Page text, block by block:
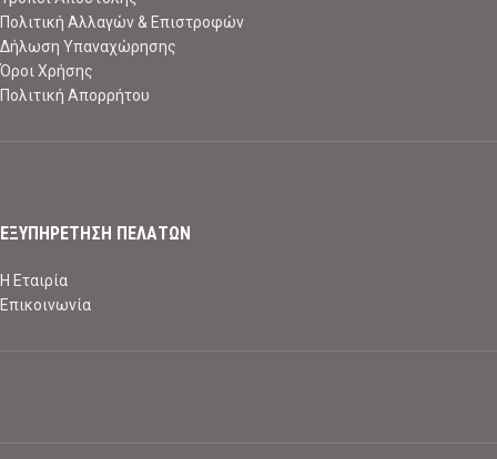
Πολιτική Αλλαγών & Επιστροφών
Δήλωση Υπαναχώρησης
Όροι Χρήσης
Πολιτική Απορρήτου
ΕΞΥΠΗΡΕΤΗΣΗ ΠΕΛΑΤΩΝ
Η Εταιρία
Επικοινωνία